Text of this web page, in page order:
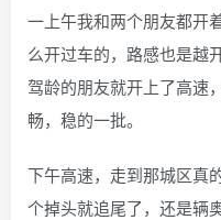
一上午我和两个朋友都开
么开过车的，路感也是越
驾龄的朋友就开上了高速
畅，稳的一批。
下午高速，走到那城区真
个掉头就追尾了，还是辆